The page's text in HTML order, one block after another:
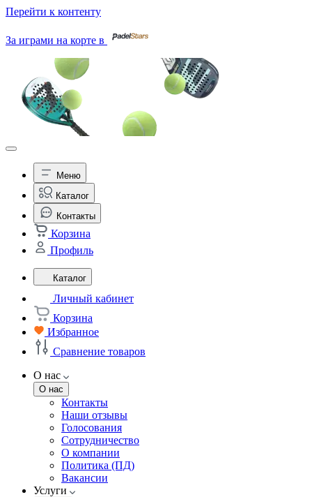
Перейти к контенту
За играми на корте в
Меню
Каталог
Контакты
Корзина
Профиль
Каталог
Личный кабинет
Корзина
Избранное
Сравнение товаров
О нас
О нас
Контакты
Наши отзывы
Голосования
Сотрудничество
О компании
Политика (ПД)
Вакансии
Услуги